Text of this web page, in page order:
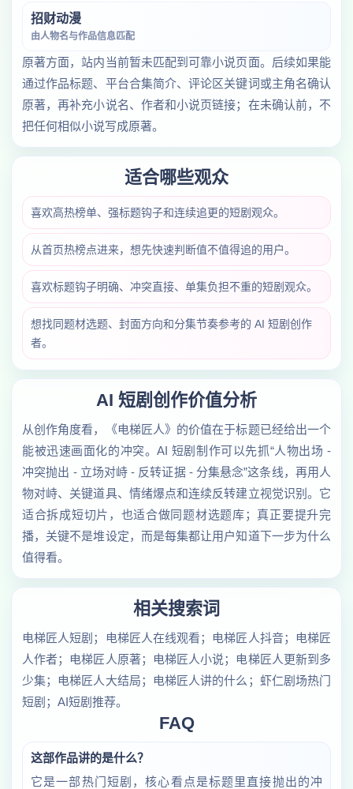
招财动漫
由人物名与作品信息匹配
原著方面，站内当前暂未匹配到可靠小说页面。后续如果能
通过作品标题、平台合集简介、评论区关键词或主角名确认
原著，再补充小说名、作者和小说页链接；在未确认前，不
把任何相似小说写成原著。
适合哪些观众
喜欢高热榜单、强标题钩子和连续追更的短剧观众。
从首页热榜点进来，想先快速判断值不值得追的用户。
喜欢标题钩子明确、冲突直接、单集负担不重的短剧观众。
想找同题材选题、封面方向和分集节奏参考的 AI 短剧创作
者。
AI 短剧创作价值分析
从创作角度看，《电梯匠人》的价值在于标题已经给出一个
能被迅速画面化的冲突。AI 短剧制作可以先抓“人物出场 -
冲突抛出 - 立场对峙 - 反转证据 - 分集悬念”这条线，再用人
物对峙、关键道具、情绪爆点和连续反转建立视觉识别。它
适合拆成短切片，也适合做同题材选题库；真正要提升完
播，关键不是堆设定，而是每集都让用户知道下一步为什么
值得看。
相关搜索词
电梯匠人短剧；电梯匠人在线观看；电梯匠人抖音；电梯匠
人作者；电梯匠人原著；电梯匠人小说；电梯匠人更新到多
少集；电梯匠人大结局；电梯匠人讲的什么；虾仁剧场热门
短剧；AI短剧推荐。
FAQ
这部作品讲的是什么？
它是一部热门短剧，核心看点是标题里直接抛出的冲